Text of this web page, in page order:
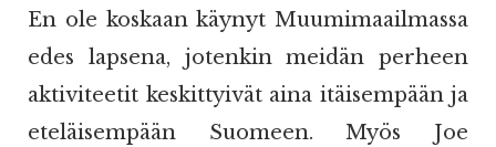
En ole koskaan käynyt Muumimaailmassa
edes lapsena, jotenkin meidän perheen
aktiviteetit keskittyivät aina itäisempään ja
eteläisempään Suomeen. Myös Joe